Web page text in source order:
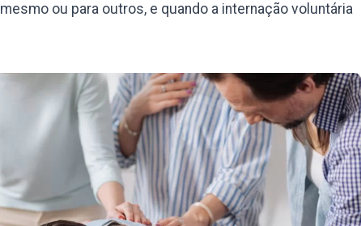
ou para outros, e quando a internação voluntária